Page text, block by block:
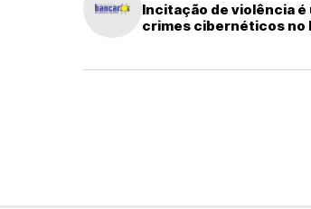
Incitação de violência
crimes cibernéticos no